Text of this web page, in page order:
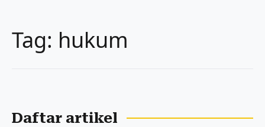
Tag: hukum
Daftar artikel